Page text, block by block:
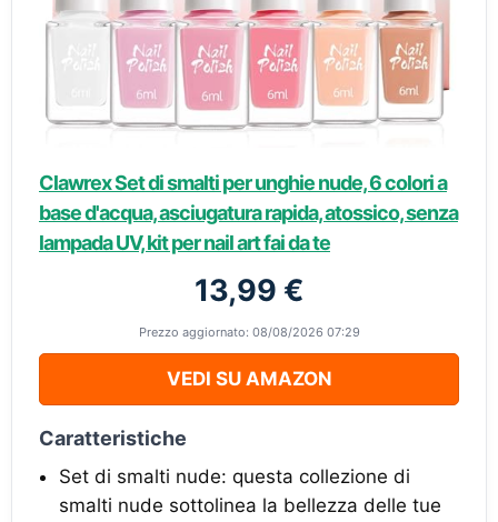
Clawrex Set di smalti per unghie nude, 6 colori a
base d'acqua, asciugatura rapida, atossico, senza
lampada UV, kit per nail art fai da te
13,99 €
Prezzo aggiornato: 08/08/2026 07:29
VEDI SU AMAZON
Caratteristiche
Set di smalti nude: questa collezione di
smalti nude sottolinea la bellezza delle tue